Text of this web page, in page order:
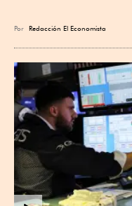
Por Redacción El Economista